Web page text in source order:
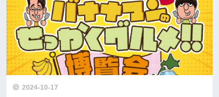
2024-10-17